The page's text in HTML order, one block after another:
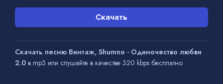
Скачать
Скачать песню Винтаж, Shumno - Одиночество любви
2.0 в mp3 или слушайте в качестве 320 kbps бесплатно